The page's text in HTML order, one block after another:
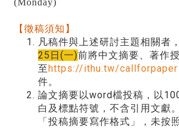
(Monday)
【徵稿須知】
凡稿件與上述研討主題相關者
25日(一)前將中文摘要、著作
至https://ithu.tw/callforpaper
件。
論文摘要以word檔投稿，以
白及標點符號，不含引用文獻
「投稿摘要寫作格式」，未按